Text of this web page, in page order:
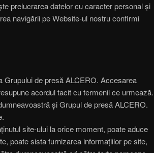
prelucrarea datelor cu caracter personal și
navigării pe Website-ul nostru confirmi
de presă ALCERO. Accesarea
acordul tacit cu termenii ce urmează.
și Grupul de presă ALCERO.
site-ului la orice moment, poate aduce
poate sista furnizarea informațiilor pe site,